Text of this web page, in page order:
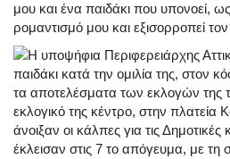
μου και ένα παιδάκι που υπονοεί,
ρομαντισμό μου και εξισορροπεί